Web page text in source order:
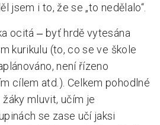
jsem i to, že se „to nedělalo“.
ocitá ‒ byť hrdě vytesána
kurikulu (to, co se ve škole
není řízeno
cílem atd.). Celkem pohodlné
mluvit, učím je
se zase učí jaksi